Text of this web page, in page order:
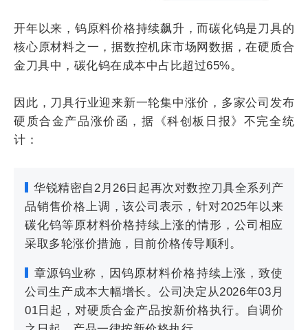
开年以来，钨原料价格持续飙升，而碳化钨是刀具的
核心原材料之一，据数控机床市场网数据，在硬质合
金刀具中，碳化钨在成本中占比超过65%。
因此，刀具行业迎来新一轮集中涨价，多家公司发布
硬质合金产品涨价函，据《科创板日报》不完全统
计：
华锐精密自2月26日起再次对数控刀具全系列产
品销售价格上调，该公司表示，针对2025年以来
碳化钨等原材料价格持续上涨的情形，公司相应
采取多轮涨价措施，目前价格传导顺利。
章源钨业称，因钨原材料价格持续上涨，致使
公司生产成本大幅增长。公司决定从2026年03月
01日起，对硬质合金产品按新价格执行。自调价